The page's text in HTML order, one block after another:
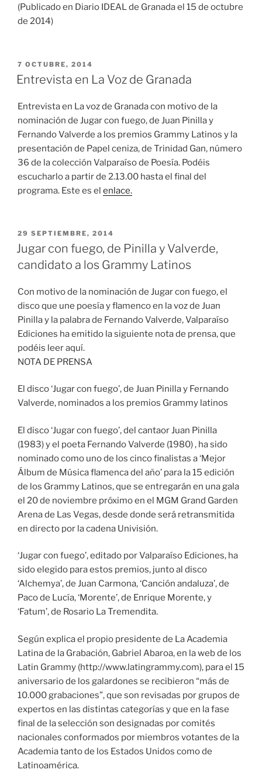
(Publicado en Diario IDEAL de Granada el 15 de octubre
de 2014)
PUBLICADO
EL
7 OCTUBRE, 2014
Entrevista en La Voz de Granada
Entrevista en La voz de Granada con motivo de la
nominación de Jugar con fuego, de Juan Pinilla y
Fernando Valverde a los premios Grammy Latinos y la
presentación de Papel ceniza, de Trinidad Gan, número
36 de la colección Valparaíso de Poesía. Podéis
escucharlo a partir de 2.13.00 hasta el final del
programa. Este es el enlace.
PUBLICADO
EL
29 SEPTIEMBRE, 2014
Jugar con fuego, de Pinilla y Valverde,
candidato a los Grammy Latinos
Con motivo de la nominación de Jugar con fuego, el
disco que une poesía y flamenco en la voz de Juan
Pinilla y la palabra de Fernando Valverde, Valparaíso
Ediciones ha emitido la siguiente nota de prensa, que
podéis leer aquí.
NOTA DE PRENSA
El disco ‘Jugar con fuego’, de Juan Pinilla y Fernando
Valverde, nominados a los premios Grammy latinos
El disco ‘Jugar con fuego’, del cantaor Juan Pinilla
(1983) y el poeta Fernando Valverde (1980) , ha sido
nominado como uno de los cinco finalistas a ‘Mejor
Álbum de Música flamenca del año’ para la 15 edición
de los Grammy Latinos, que se entregarán en una gala
el 20 de noviembre próximo en el MGM Grand Garden
Arena de Las Vegas, desde donde será retransmitida
en directo por la cadena Univisión.
‘Jugar con fuego’, editado por Valparaíso Ediciones, ha
sido elegido para estos premios, junto al disco
‘Alchemya’, de Juan Carmona, ‘Canción andaluza’, de
Paco de Lucía, ‘Morente’, de Enrique Morente, y
‘Fatum’, de Rosario La Tremendita.
Según explica el propio presidente de La Academia
Latina de la Grabación, Gabriel Abaroa, en la web de los
Latin Grammy (http://www.latingrammy.com), para el 15
aniversario de los galardones se recibieron “más de
10.000 grabaciones”, que son revisadas por grupos de
expertos en las distintas categorías y que en la fase
final de la selección son designadas por comités
nacionales conformados por miembros votantes de la
Academia tanto de los Estados Unidos como de
Latinoamérica.